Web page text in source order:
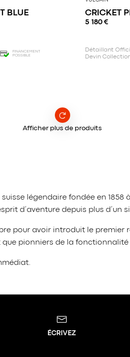
BLUE
FINANCEMENT
POSSIBLE
CRICKET
5 180 €
Détaillant
Devin
Afficher plus de produits
légendaire fondée en
d’aventure depuis plus d’un
pour avoir introduit le
pionniers de la
ÉCRIVEZ